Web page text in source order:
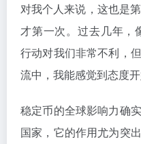
对我个人来说，这也是
才第一次。过去几年，
行动对我们非常不利，
流中，我能感觉到态度开
稳定币的全球影响力确
国家，它的作用尤为突